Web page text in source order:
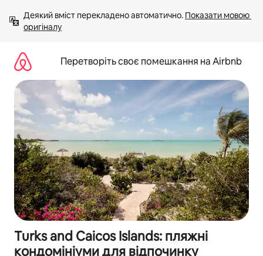
вмісту
Деякий вміст перекладено автоматично. Показати мовою
оригіналу
Перетворіть своє помешкання на Airbnb
Turks and Caicos Islands: пляжні
кондомініуми для відпочинку